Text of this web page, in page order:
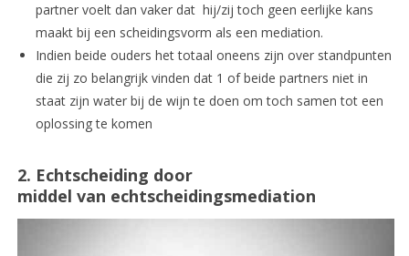
partner voelt dan vaker dat hij/zij toch geen eerlijke kans
maakt bij een scheidingsvorm als een mediation.
Indien beide ouders het totaal oneens zijn over standpunten
die zij zo belangrijk vinden dat 1 of beide partners niet in
staat zijn water bij de wijn te doen om toch samen tot een
oplossing te komen
2. Echtscheiding door
middel van echtscheidingsmediation